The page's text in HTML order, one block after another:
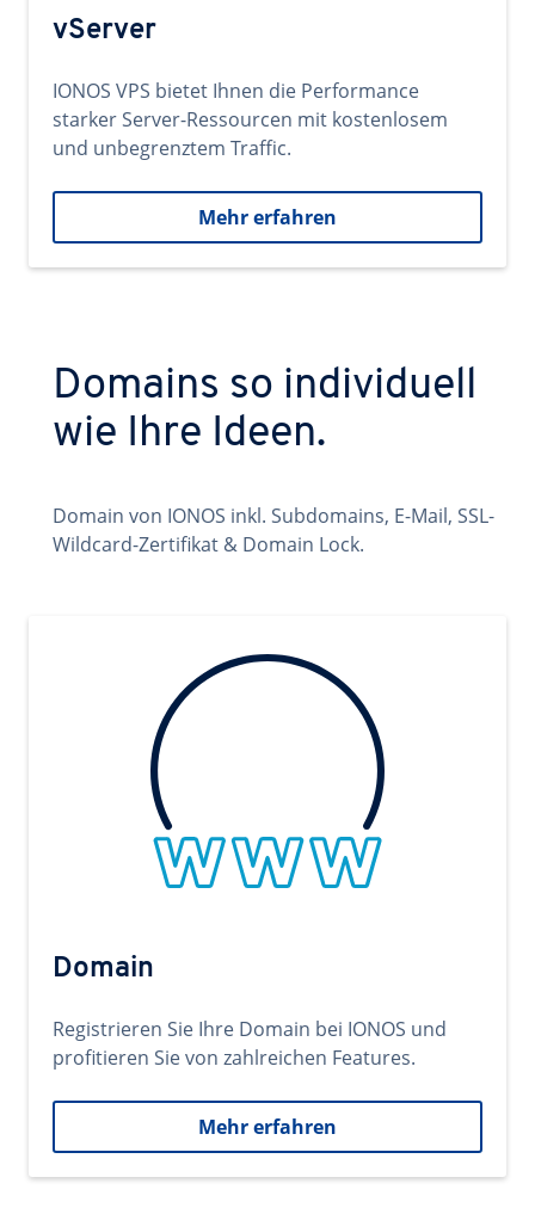
vServer
IONOS VPS bietet Ihnen die Performance
starker Server-Ressourcen mit kostenlosem
und unbegrenztem Traffic.
Mehr erfahren
Domains so individuell
wie Ihre Ideen.
Domain von IONOS inkl. Subdomains, E-Mail, SSL-
Wildcard-Zertifikat & Domain Lock.
Domain
Registrieren Sie Ihre Domain bei IONOS und
profitieren Sie von zahlreichen Features.
Mehr erfahren